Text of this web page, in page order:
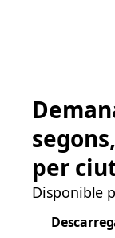
per
Disponible